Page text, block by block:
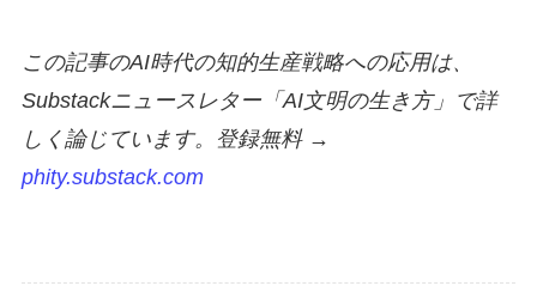
この記事のAI時代の知的生産戦略への応用は、
Substackニュースレター「AI文明の生き方」で詳
しく論じています。登録無料 →
phity.substack.com